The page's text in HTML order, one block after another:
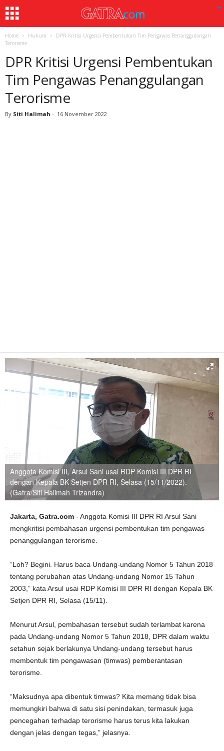
Home Hukum
DPR Kritisi Urgensi Pembentukan Tim Pengawas Penanggulangan
Terorisme
DPR Kritisi Urgensi Pembentukan
Tim Pengawas Penanggulangan
Terorisme
By Siti Halimah - 16 November 2022
Anggota Komisi III, Arsul Sani usai RDP Komisi III DPR RI
dengan Kepala BK Setjen DPR RI, Selasa (15/11/2022).
(Gatra/Siti Halimah Trizandra)
Jakarta, Gatra.com - Anggota Komisi III DPR RI Arsul Sani
mengkritisi pembahasan urgensi pembentukan tim pengawas
penanggulangan terorisme.
“Loh? Begini. Harus baca Undang-undang Nomor 5 Tahun 2018
tentang perubahan atas Undang-undang Nomor 15 Tahun
2003,” kata Arsul usai RDP Komisi III DPR RI dengan Kepala BK
Setjen DPR RI, Selasa (15/11).
Menurut Arsul, pembahasan tersebut sudah terlambat karena
pada Undang-undang Nomor 5 Tahun 2018, DPR dalam waktu
setahun sejak berlakunya Undang-undang tersebut harus
membentuk tim pengawasan (timwas) pemberantasan
terorisme.
“Maksudnya apa dibentuk timwas? Kita memang tidak bisa
memungkiri bahwa di satu sisi penindakan, termasuk juga
pencegahan terhadap terorisme harus terus kita lakukan
dengan jelas dengan tegas,” jelasnya.